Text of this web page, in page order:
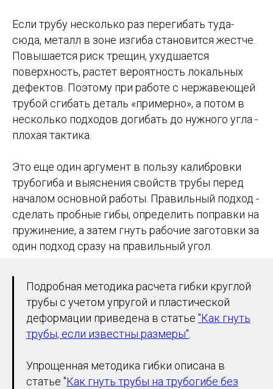
Если трубу несколько раз перегибать туда-
сюда, металл в зоне изгиба становится жестче.
Повышается риск трещин, ухудшается
поверхность, растет вероятность локальных
дефектов. Поэтому при работе с нержавеющей
трубой сгибать деталь «примерно», а потом в
несколько подходов догибать до нужного угла -
плохая тактика.
Это еще один аргумент в пользу калибровки
трубогиба и выяснения свойств трубы перед
началом основной работы. Правильный подход -
сделать пробные гибы, определить поправки на
пружинение, а затем гнуть рабочие заготовки за
один подход сразу на правильный угол.
Подробная методика расчета гибки круглой
трубы с учетом упругой и пластической
деформации приведена в статье "Как гнуть
трубы, если известны размеры"
Упрощенная методика гибки описана в
статье "Как гнуть трубы на трубогибе без